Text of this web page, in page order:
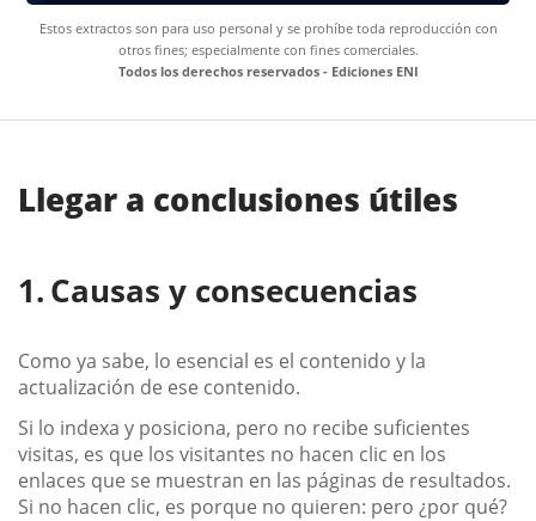
Estos extractos son para uso personal y se prohíbe toda reproducción con
otros fines; especialmente con fines comerciales.
Todos los derechos reservados - Ediciones ENI
Llegar a conclusiones útiles
Causas y consecuencias
Como ya sabe, lo esencial es el contenido y la
actualización de ese contenido.
Si lo indexa y posiciona, pero no recibe suficientes
visitas, es que los visitantes no hacen clic en los
enlaces que se muestran en las páginas de resultados.
Si no hacen clic, es porque no quieren: pero ¿por qué?